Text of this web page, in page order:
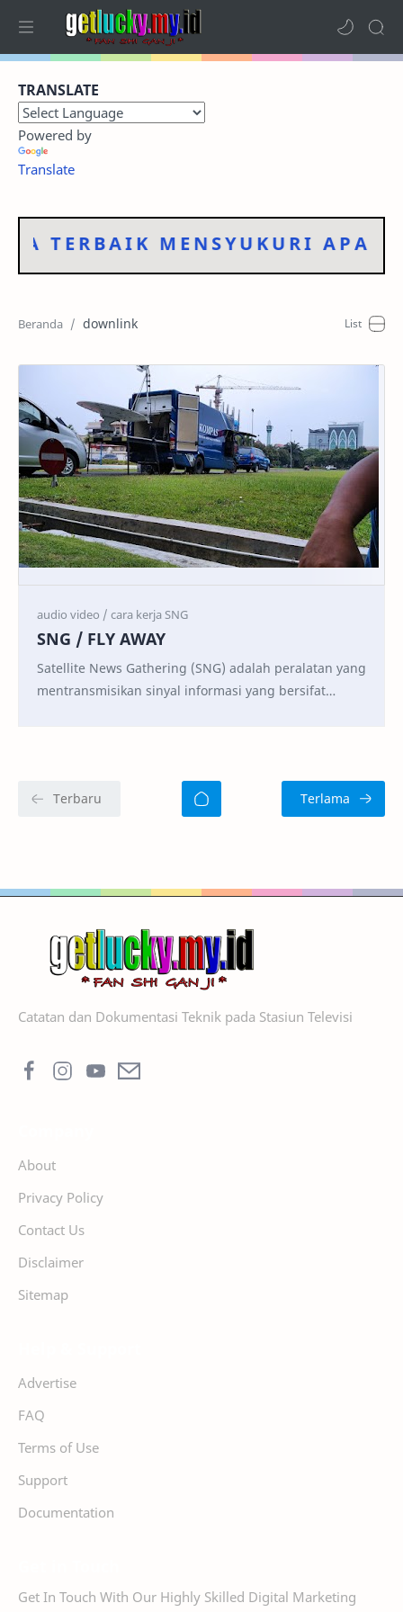
Home
Terbaru
Kategori
Sitemap
TRANSLATE
Powered by
Translate
TERBAIK MENSYUKURI APA
downlink
SNG / FLY AWAY
Satellite News Gathering (SNG) adalah peralatan yang
mentransmisikan sinyal informasi yang bersifat
Catatan dan Dokumentasi Teknik pada Stasiun Televisi
About
Privacy Policy
Contact Us
Disclaimer
Sitemap
Advertise
FAQ
Terms of Use
Support
Documentation
Get In Touch With Our Highly Skilled Digital Marketing